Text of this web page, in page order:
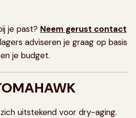
je past? Neem gerust contact
adviseren je graag op basis
je budget.
uitstekend voor dry-aging.